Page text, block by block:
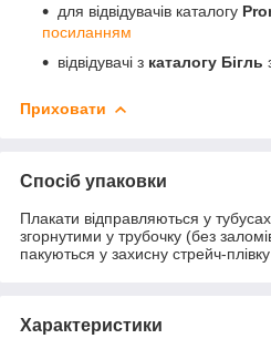
для відвідувачів каталогу
посиланням
відвідувачі з каталогу Бігль
Приховати
Спосіб упаковки
Плакати відправляються у
згорнутими у трубочку (без
пакуються у захисну стрейч-
Характеристики